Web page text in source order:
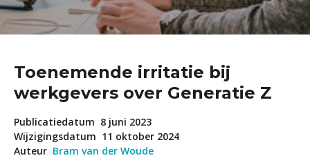
Toenemende irritatie bij
werkgevers over Generatie Z
Publicatiedatum 8 juni 2023
Wijzigingsdatum 11 oktober 2024
Auteur Bram van der Woude